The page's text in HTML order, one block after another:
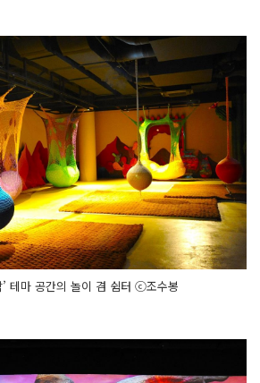
’ 테마 공간의 놀이 겸 쉼터 ⓒ조수봉